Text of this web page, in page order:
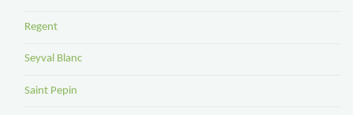
Regent
Seyval Blanc
Saint Pepin